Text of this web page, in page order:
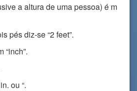
a altura de uma pessoa) é m
pés diz-se “2 feet”.
“inch”.
ou “.